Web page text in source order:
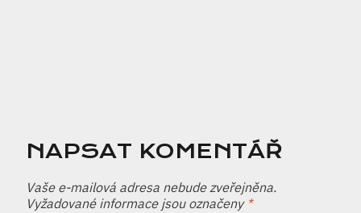
NAPSAT KOMENTÁŘ
Vaše e-mailová adresa nebude zveřejněna.
Vyžadované informace jsou označeny *